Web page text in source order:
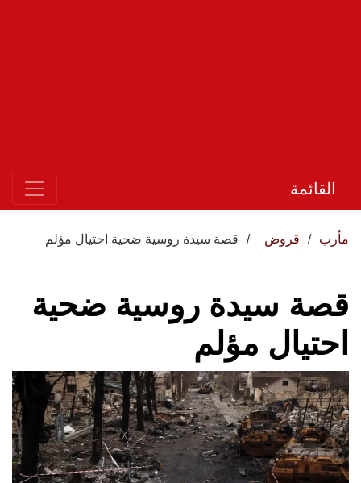
القائمة
مأرب قروض قصة سيدة روسية ضحية احتيال مؤلم
قصة سيدة روسية ضحية
احتيال مؤلم